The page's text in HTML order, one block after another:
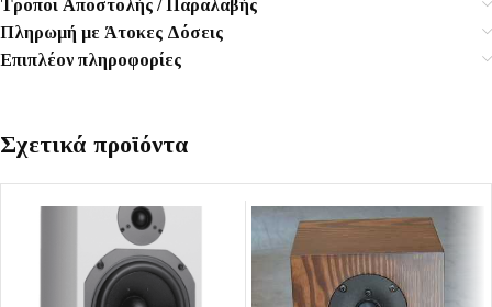
Τρόποι Αποστολής / Παραλαβής
Πληρωμή με Άτοκες Δόσεις
Επιπλέον πληροφορίες
Σχετικά προϊόντα